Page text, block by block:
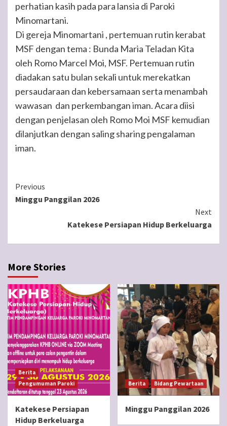
perhatian kasih pada para lansia di Paroki
Minomartani.
Di gereja Minomartani , pertemuan rutin kerabat
MSF dengan tema : Bunda Maria Teladan Kita
oleh Romo Marcel Moi, MSF. Pertemuan rutin
diadakan satu bulan sekali untuk merekatkan
persaudaraan dan kebersamaan serta menambah
wawasan dan perkembangan iman. Acara diisi
dengan penjelasan oleh Romo Moi MSF kemudian
dilanjutkan dengan saling sharing pengalaman
iman.
Continue
Reading
Previous
Minggu Panggilan 2026
Next
Katekese Persiapan Hidup Berkeluarga
More Stories
Berita
Pengumuman Paroki
Katekese Persiapan
Hidup Berkeluarga
Berita Bidang Pewartaan
Minggu Panggilan 2026